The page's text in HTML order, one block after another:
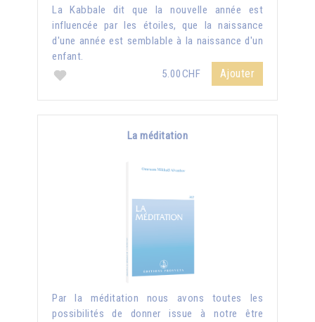
La Kabbale dit que la nouvelle année est
influencée par les étoiles, que la naissance
d'une année est semblable à la naissance d'un
enfant.
5.00CHF
Ajouter
La méditation
Par la méditation nous avons toutes les
possibilités de donner issue à notre être